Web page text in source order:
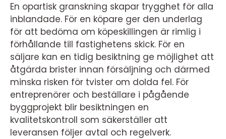
En opartisk granskning skapar trygghet för alla
inblandade. För en köpare ger den underlag
för att bedöma om köpeskillingen är rimlig i
förhållande till fastighetens skick. För en
säljare kan en tidig besiktning ge möjlighet att
åtgärda brister innan försäljning och därmed
minska risken för tvister om dolda fel. För
entreprenörer och beställare i pågående
byggprojekt blir besiktningen en
kvalitetskontroll som säkerställer att
leveransen följer avtal och regelverk.